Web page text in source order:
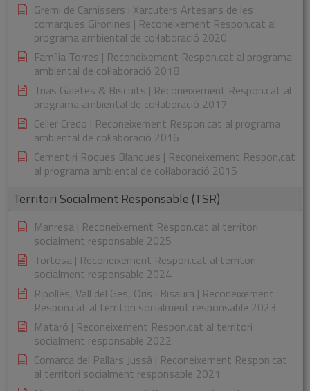
Gremi de Carnissers i Xarcuters Artesans de les
comarques Gironines | Reconeixement Respon.cat al
programa ambiental de col·laboració 2020
Família Torres | Reconeixement Respon.cat al programa
ambiental de col·laboració 2018
Trias Galetes & Biscuits | Reconeixement Respon.cat al
programa ambiental de col·laboració 2017
Celler Credo | Reconeixement Respon.cat al programa
ambiental de col·laboració 2016
Cementiri Roques Blanques | Reconeixement Respon.cat
al programa ambiental de col·laboració 2015
Territori Socialment Responsable (TSR)
Manresa | Reconeixement Respon.cat al territori
socialment responsable 2025
Tortosa | Reconeixement Respon.cat al territori
socialment responsable 2024
Ripollès, Vall del Ges, Orís i Bisaura | Reconeixement
Respon.cat al territori socialment responsable 2023
Mataró | Reconeixement Respon.cat al territori
socialment responsable 2022
Comarca del Pallars Jussà | Reconeixement Respon.cat
al territori socialment responsable 2021